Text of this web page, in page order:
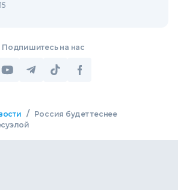
Подпишитесь на нас
/
Россия будет теснее